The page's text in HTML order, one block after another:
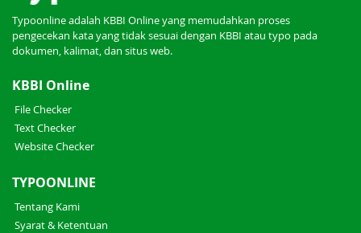
Typoonline adalah KBBI Online yang memudahkan proses
pengecekan kata yang tidak sesuai dengan KBBI atau typo pada
dokumen, kalimat, dan situs web.
KBBI Online
File Checker
Text Checker
Website Checker
TYPOONLINE
Tentang Kami
Syarat & Ketentuan